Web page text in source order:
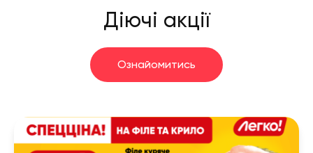
Діючі акції
Ознайомитись